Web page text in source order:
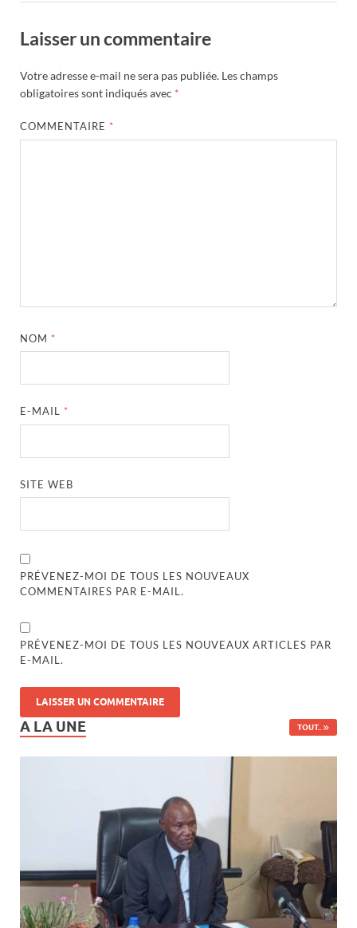
Laisser un commentaire
Votre adresse e-mail ne sera pas publiée. Les champs
obligatoires sont indiqués avec *
COMMENTAIRE *
NOM *
E-MAIL *
SITE WEB
PRÉVENEZ-MOI DE TOUS LES NOUVEAUX
COMMENTAIRES PAR E-MAIL.
PRÉVENEZ-MOI DE TOUS LES NOUVEAUX ARTICLES PAR
E-MAIL.
A LA UNE TOUT..